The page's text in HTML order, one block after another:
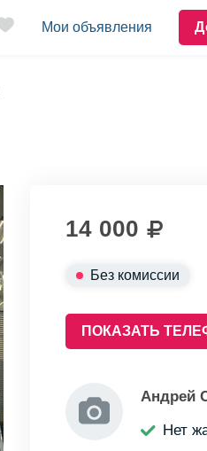
Мои объявления
14 000
Без комиссии
ПОКАЗАТЬ
Андрей
Нет